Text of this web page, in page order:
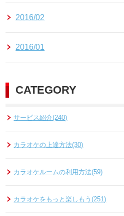
2016/02
2016/01
CATEGORY
サービス紹介(240)
カラオケの上達方法(30)
カラオケルームの利用方法(59)
カラオケをもっと楽しもう(251)